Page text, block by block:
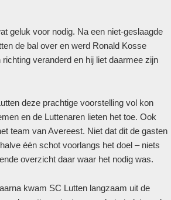
geluk voor nodig. Na een niet-geslaagde
de bal over en werd Ronald Kosse
veranderd en hij liet daarmee zijn
deze prachtige voorstelling vol kon
en de Luttenaren lieten het toe. Ook
team van Avereest. Niet dat dit de gasten
één schot voorlangs het doel – niets
overzicht daar waar het nodig was.
kwam SC Lutten langzaam uit de